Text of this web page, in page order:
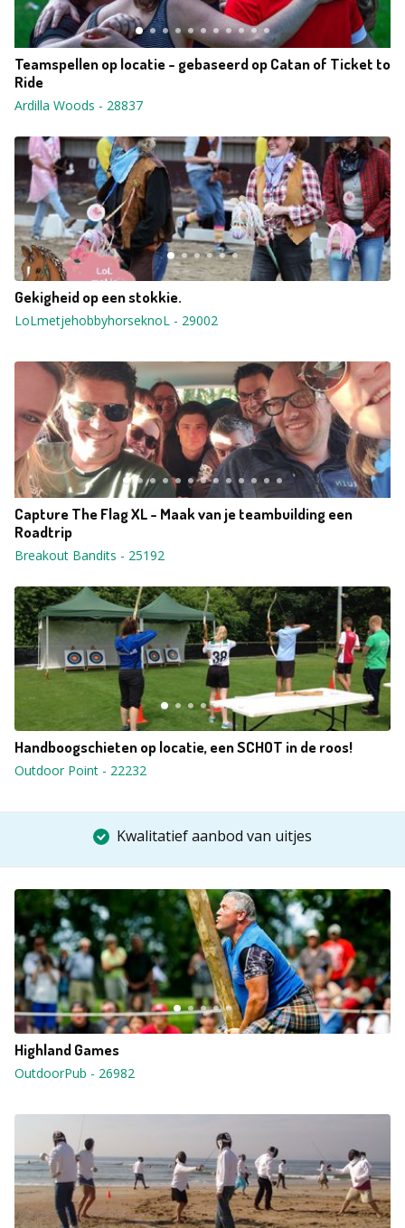
Teamspellen op locatie - gebaseerd op Catan of Ticket to
Ride
Ardilla Woods - 28837
Gekigheid op een stokkie.
LoLmetjehobbyhorseknoL - 29002
Capture The Flag XL - Maak van je teambuilding een
Roadtrip
Breakout Bandits - 25192
Handboogschieten op locatie, een SCHOT in de roos!
Outdoor Point - 22232
Kwalitatief aanbod van uitjes
Highland Games
OutdoorPub - 26982